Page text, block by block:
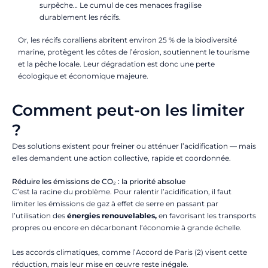
surpêche… Le cumul de ces menaces fragilise
durablement les récifs.
Or, les récifs coralliens abritent environ 25 % de la biodiversité
marine, protègent les côtes de l’érosion, soutiennent le tourisme
et la pêche locale. Leur dégradation est donc une perte
écologique et économique majeure.
Comment peut-on les limiter
?
Des solutions existent pour freiner ou atténuer l’acidification — mais
elles demandent une action collective, rapide et coordonnée.
Réduire les émissions de CO₂ : la priorité absolue
C’est la racine du problème. Pour ralentir l’acidification, il faut
limiter les émissions de gaz à effet de serre en passant par
l’utilisation des énergies renouvelables, en favorisant les transports
propres ou encore en décarbonant l’économie à grande échelle.
Les accords climatiques, comme l’Accord de Paris (2) visent cette
réduction, mais leur mise en œuvre reste inégale.